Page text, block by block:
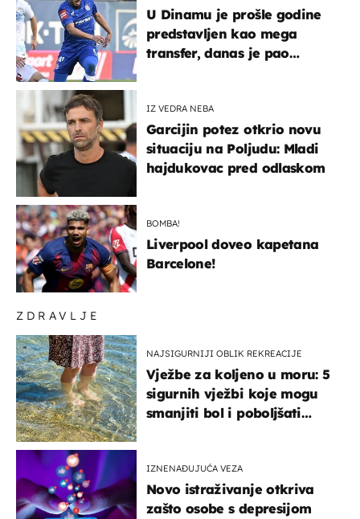
ZDRAVLJE
NAJSIGURNIJI OBLIK REKREACIJE
Vježbe za koljeno u moru: 5
sigurnih vježbi koje mogu
smanjiti bol i poboljšati
IZNENAĐUJUĆA VEZA
Novo istraživanje otkriva
zašto osobe s depresijom
U Dinamu je prošle godine
predstavljen kao mega
transfer, danas je pao
IZ VEDRA NEBA
Garcijin potez otkrio novu
situaciju na Poljudu: Mladi
hajdukovac pred odlaskom
BOMBA!
Liverpool doveo kapetana
Barcelone!